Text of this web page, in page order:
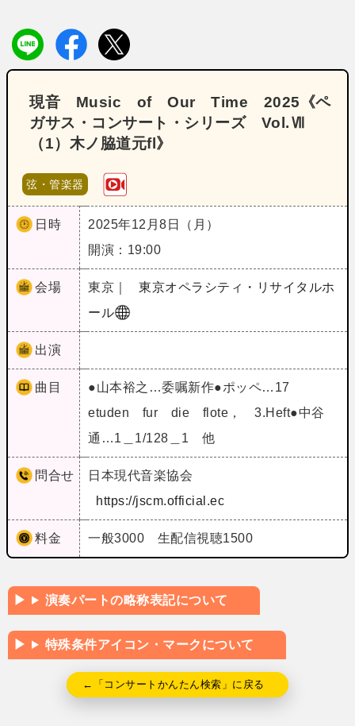
現音 Music of Our Time 2025《ペ
ガサス・コンサート・シリーズ Vol.Ⅶ
（1）木ノ脇道元fl》
弦・管楽器
日時
2025年12月8日（月）
開演：19:00
会場 東京｜
東京オペラシティ・リサイタルホ
ール
出演
曲目
●山本裕之…委嘱新作●ポッペ…17
etuden fur die flote， 3.Heft●中谷
通…1＿1/128＿1 他
問合せ
日本現代音楽協会
https://jscm.official.ec
料金 一般3000 生配信視聴1500
演奏パートの略称表記について
特殊条件アイコン・マークについて
←「コンサートかんたん検索」に戻る